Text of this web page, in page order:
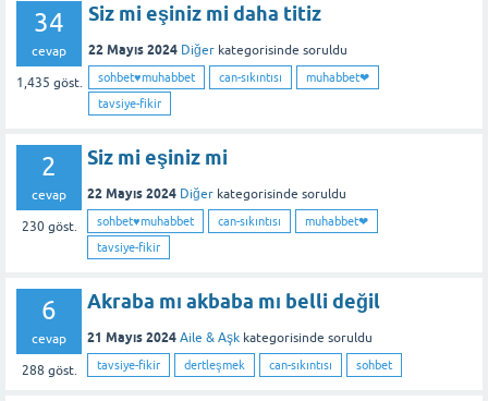
34
cevap
1,435 göst.
Siz mi eşiniz mi daha titiz
22 Mayıs 2024 Diğer kategorisinde soruldu
sohbet♥️muhabbet can-sıkıntısı
muhabbet❤
tavsiye-fikir
2
cevap
230göst.
Siz mi eşiniz mi
22 Mayıs 2024 Diğer kategorisinde soruldu
sohbet♥️muhabbet can-sıkıntısı
muhabbet❤
tavsiye-fikir
6
cevap
288 göst.
Akraba mı akbaba mı belli değil
21 Mayıs 2024 Aile & Aşk kategorisinde soruldu
tavsiye-fikir dertleşmek can-sıkıntısı sohbet